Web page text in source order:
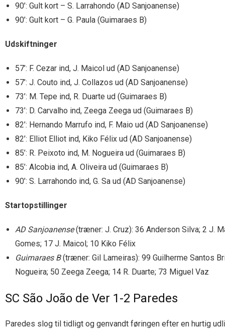
90’: Gult kort – S. Larrahondo (AD Sanjoanense)
90’: Gult kort – G. Paula (Guimaraes B)
Udskiftninger
57’: F. Cezar ind, J. Maicol ud (AD Sanjoanense)
57’: J. Couto ind, J. Collazos ud (AD Sanjoanense)
73’: M. Tepe ind, R. Duarte ud (Guimaraes B)
73’: D. Carvalho ind, Zeega Zeega ud (Guimaraes B)
82’: Hernando Marrufo ind, F. Maio ud (AD Sanjoanense)
82’: Elliot Elliot ind, Kiko Félix ud (AD Sanjoanense)
85’: R. Peixoto ind, M. Nogueira ud (Guimaraes B)
85’: Alcobia ind, A. Oliveira ud (Guimaraes B)
90’: S. Larrahondo ind, G. Sa ud (AD Sanjoanense)
Startopstillinger
AD Sanjoanense(træner: J. Cruz): 36 Anderson Silva; 2 J.
Gomes; 17 J. Maicol; 10 Kiko Félix
Guimaraes B(træner: Gil Lameiras): 99 Guilherme Santos
Nogueira; 50 Zeega Zeega; 14 R. Duarte; 73 Miguel Vaz
SC São João de Ver 1-2 Paredes
Paredes slog til tidligt og genvandt føringen efter en hurtig